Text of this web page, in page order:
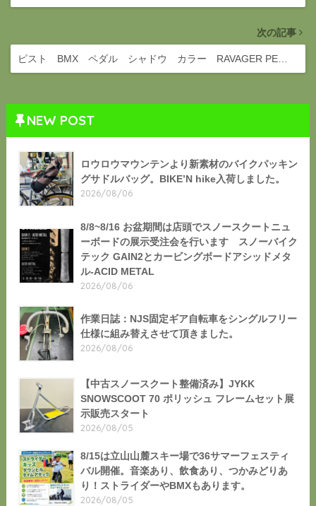
次の記事
ピスト BMX ペダル シャドウ カラー RAVAGER PE…
NEW POST
ロウロウマウンテンより新素材のバイクパッキン
グサドルバッグ。BIKE’N hike入荷しました。
2026/08/06
8/8~8/16 お盆期間は店頭でスノースクートニュ
ーボードの展示受注会を行います スノーバイク
テック GAIN2とカービングボードアシッドメタ
ル-ACID METAL
2026/08/06
作業日誌：NJS固定ギア自転車をシングルフリー
仕様に組み替えさせて頂きました。
2026/08/06
【中古スノースクート整備済み】JYKK
SNOWSCOOT 70 ポリッシュ フレームセット展
示販売スタート
2026/08/05
8/15は立山山麓スキー場で36サマーフェスティ
バル開催。音楽あり、飲食あり、つかみどりあ
り！ストライダーやBMXもあります。
2026/08/05